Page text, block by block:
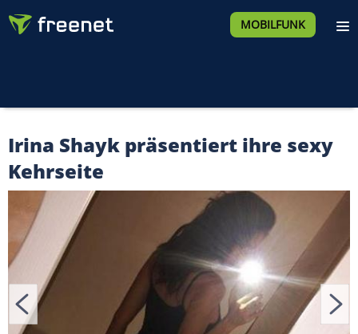
MOBILFUNK
Irina Shayk präsentiert ihre sexy
Kehrseite